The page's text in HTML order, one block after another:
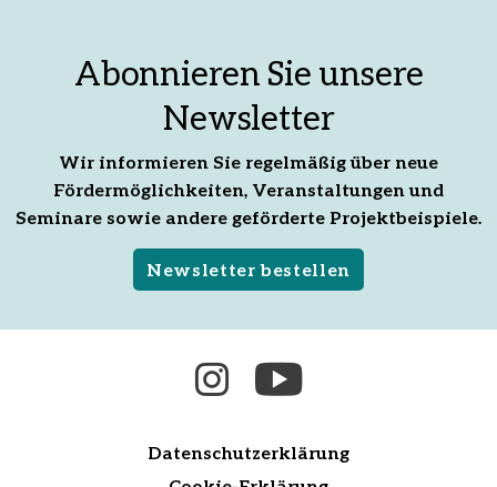
Abonnieren Sie unsere
Newsletter
Wir informieren Sie regelmäßig über neue
Fördermöglichkeiten, Veranstaltungen und
Seminare sowie andere geförderte Projektbeispiele.
Newsletter bestellen
Datenschutzerklärung